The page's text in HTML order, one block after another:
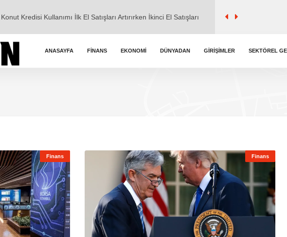
Ticaret Bakanlığı, "İsrail ile ticaret" iddialarına cevap verdi.
Kayısı ve Zerdali, Mükemmel Zirvede
Düşürdü
ANASAYFA FINANS EKONOMI DÜNYADAN GIRIŞIMLER SEKTÖREL
Finans Finans